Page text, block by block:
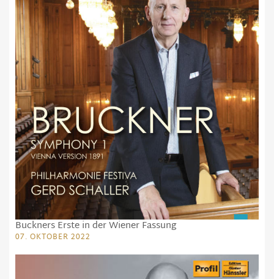
Buckners Erste in der Wiener Fassung
07. OKTOBER 2022